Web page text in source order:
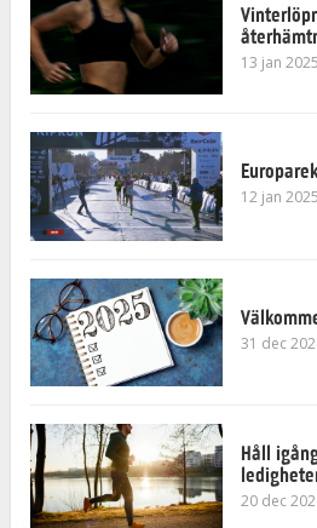
13 jan 2025
12 jan 2025
31 dec
Håll
20 dec